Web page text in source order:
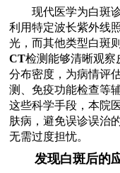
现代医学为白斑
利用特定波长紫外线
光，而其他类型白斑
CT检测能够清晰观察
分布密度，为病情评
测、免疫功能检查等
这些科学手段，本院
肤病，避免误诊误治
无需过度担忧。
发现白斑后的